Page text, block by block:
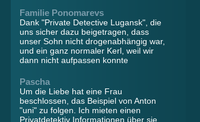
Familie Ponomarevs
Dank "Private Detective Lugansk", die
uns sicher dazu beigetragen, dass
unser Sohn nicht drogenabhängig war,
und ein ganz normaler Kerl, weil wir
dann nicht aufpassen konnte
Pascha
Um die Liebe hat eine Frau
beschlossen, das Beispiel von Anton
"uni" zu folgen. Ich mieten einen
Privatdetektiv Informationen über sie